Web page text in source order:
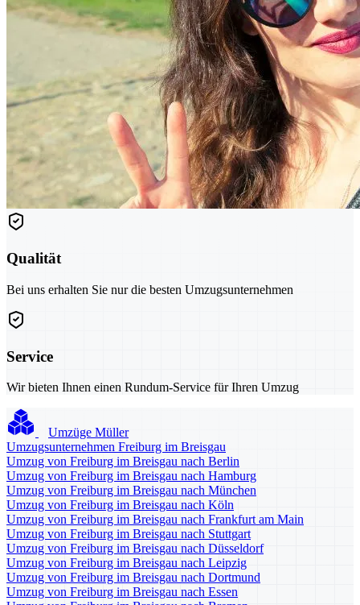
Qualität
Bei uns erhalten Sie nur die besten Umzugsunternehmen
Service
Wir bieten Ihnen einen Rundum-Service für Ihren Umzug
Umzüge Müller
Umzugsunternehmen Freiburg im Breisgau
Umzug von Freiburg im Breisgau nach Berlin
Umzug von Freiburg im Breisgau nach Hamburg
Umzug von Freiburg im Breisgau nach München
Umzug von Freiburg im Breisgau nach Köln
Umzug von Freiburg im Breisgau nach Frankfurt am Main
Umzug von Freiburg im Breisgau nach Stuttgart
Umzug von Freiburg im Breisgau nach Düsseldorf
Umzug von Freiburg im Breisgau nach Leipzig
Umzug von Freiburg im Breisgau nach Dortmund
Umzug von Freiburg im Breisgau nach Essen